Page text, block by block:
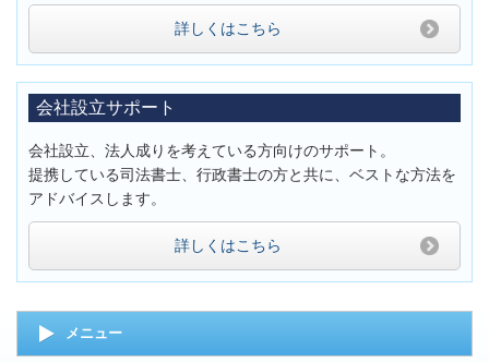
詳しくはこちら
会社設立サポート
会社設立、法人成りを考えている方向けのサポート。
提携している司法書士、行政書士の方と共に、ベストな方法を
アドバイスします。
詳しくはこちら
メニュー